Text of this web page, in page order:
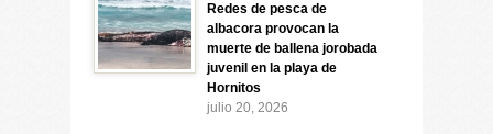
Redes de pesca de
albacora provocan la
muerte de ballena jorobada
juvenil en la playa de
Hornitos
julio 20, 2026